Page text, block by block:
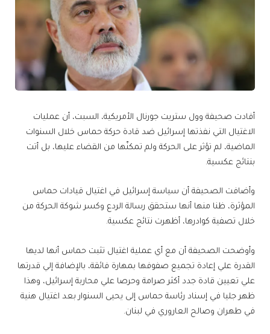
أفادت صحيفة وول ستريت جورنال الأمريكية، السبت، أن عمليات
الاغتيال التي نفذتها إسرائيل ضد قادة حركة حماس خلال السنوات
الماضية، لم تؤثر على الحركة ولم تمكنّها من القضاء عليها، بل أتت
بنتائج عكسية.
وأضافت الصحيفة أن سياسة إسرائيل في اغتيال قيادات حماس
المؤثرة، ظنا منها أنها ستحقق رسالة الردع وكسر شوكة الحركة من
خلال تصفية كوادرها، أظهرت نتائج عكسية.
وأوضحت الصحيفة أن مع أي عملية اغتيال تثبت حماس أنها لديها
القدرة علي إعادة تجميع صفوفها بمهارة فائقة، بالإضافة إلي قدرتها
علي تعيين قادة جدد أكثر صرامة وحرصا علي محاربة إسرائيل، وهذا
ظهر جليا في إسناد رئاسة حماس إلى يحيى السنوار بعد اغتيال هنية
في طهران وصالح العاروري في لبنان.